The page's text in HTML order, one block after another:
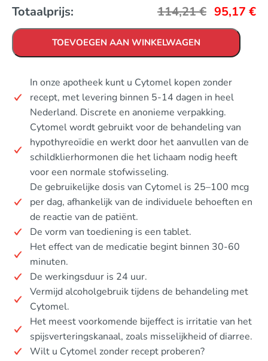
Totaalprijs: 114,21€ 95,17 €
TOEVOEGEN AAN WINKELWAGEN
In onze apotheek kunt u Cytomel kopen zonder
recept, met levering binnen 5-14 dagen in heel
Nederland. Discrete en anonieme verpakking.
Cytomel wordt gebruikt voor de behandeling van
hypothyreoïdie en werkt door het aanvullen van de
schildklierhormonen die het lichaam nodig heeft
voor een normale stofwisseling.
De gebruikelijke dosis van Cytomel is 25–100 mcg
per dag, afhankelijk van de individuele behoeften en
de reactie van de patiënt.
De vorm van toediening is een tablet.
Het effect van de medicatie begint binnen 30-60
minuten.
De werkingsduur is 24 uur.
Vermijd alcoholgebruik tijdens de behandeling met
Cytomel.
Het meest voorkomende bijeffect is irritatie van het
spijsverteringskanaal, zoals misselijkheid of diarree.
Wilt u Cytomel zonder recept proberen?